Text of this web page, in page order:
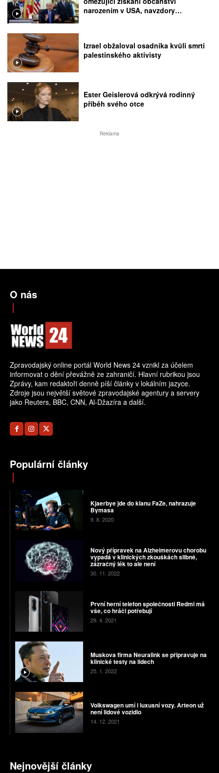
narozením v USA, navzdory
Izrael obžaloval osadníka kvůli smrti
palestinského aktivisty
Ester Geislerová odkrývá rodinný
příběh svého otce
Reklama
O nás
Zpravodajský online portál World News 24 vznikl za účelem
informovat o dění převážně ze zahraničí. Hlavní rubrikou jsou
Zprávy, kam redaktoři denně píší články v lokálním jazyce.
Zdroje jsou největší světové zpravodajské agentury a servery
jako Reuters, BBC, CNN, Al-Džazíra a další.
Populární články
Kjaerbye jde do klanu FaZe, nahrazuje
Bymasa
9. 8. 2020
Nový přípravek na Alzheimerovu chorobu
vypadá v klinických zkouškách slibně,
zázračný lék to ale není
30. 11. 2022
První herní telefon společnosti Redmi má
vše, co hráči potřebují
29. 4. 2021
Muskova firma Neuralink se připravuje na
klinické testy na lidech
25. 1. 2022
Volkswagen umí i luxusní vozy. Arteon už
není lidové vozidlo
14. 12. 2021
Nejnovější články